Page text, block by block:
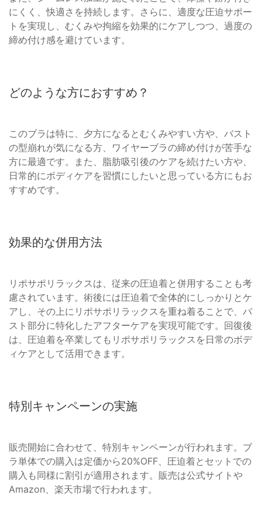
にくく、快適さを持続します。さらに、適度な圧迫サポー
トを実現し、むくみや拘縮を効果的にケアしつつ、過度の
締め付け感を避けています。
どのような方におすすめ？
このブラは特に、夕方になるとむくみやすい方や、バスト
の型崩れが気になる方、ワイヤーブラの締め付けが苦手な
方に最適です。また、脂肪吸引後のケアを続けたい方や、
日常的にボディケアを習慣にしたいと思っている方にもお
すすめです。
効果的な併用方法
リポサポリラックスは、従来の圧迫着と併用することも考
慮されています。術後には圧迫着で全体的にしっかりとケ
アし、その上にリポサポリラックスを重ね着ることで、バ
スト部分に特化したアフターケアを実現可能です。回復後
は、圧迫着を卒業してもリポサポリラックスを日常のボデ
ィケアとして活用できます。
特別キャンペーンの実施
販売開始に合わせて、特別キャンペーンが行われます。ブ
ラ単体での購入は定価から20%OFF、圧迫着とセットでの
購入も同様に割引が適用されます。販売は公式サイトや
Amazon、楽天市場で行われます。